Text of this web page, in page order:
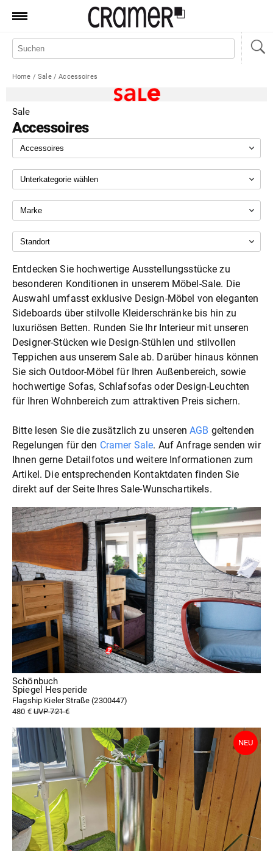
Produkte
Aktionen
News
Sale
Standorte
Service
Shop
Home / Sale/ Accessoires
Sale
Accessoires
Entdecken Sie hochwertige Ausstellungsstücke zu
besonderen Konditionen in unserem Möbel-Sale. Die
Auswahl umfasst exklusive Design-Möbel von eleganten
Sideboards über stilvolle Kleiderschränke bis hin zu
luxuriösen Betten. Runden Sie Ihr Interieur mit unseren
Designer-Stücken wie Design-Stühlen und stilvollen
Teppichen aus unserem Sale ab. Darüber hinaus können
Sie sich Outdoor-Möbel für Ihren Außenbereich, sowie
hochwertige Sofas, Schlafsofas oder Design-Leuchten
für Ihren Wohnbereich zum attraktiven Preis sichern.
Bitte lesen Sie die zusätzlich zu unserenAGB geltenden
Regelungen für den Cramer Sale. Auf Anfrage senden wir
Ihnen gerne Detailfotos und weitere Informationen zum
Artikel. Die entsprechenden Kontaktdaten finden Sie
direkt auf der Seite Ihres Sale-Wunschartikels.
Schönbuch
Spiegel Hesperide
Flagship Kieler Straße (2300447)
480 €UVP 721 €